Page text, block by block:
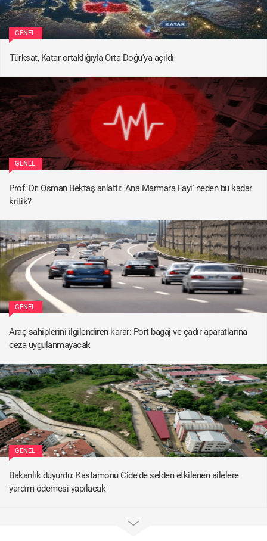
GENEL
Türksat, Katar ortaklığıyla Orta Doğu'ya açıldı
GENEL
Prof. Dr. Osman Bektaş anlattı: 'Ana Marmara Fayı' neden bu kadar
kritik?
GENEL
Araç sahiplerini ilgilendiren karar: Port bagaj ve çadır aparatlarına
ceza uygulanmayacak
GENEL
Bakanlık duyurdu: Kastamonu Cide'de selden etkilenen ailelere
yardım ödemesi yapılacak